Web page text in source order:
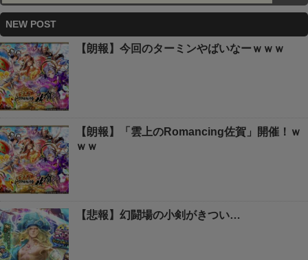
NEW POST
【朗報】今回のターミンやばいなーｗｗｗ
【朗報】「雲上のRomancing佐賀」開催！ｗ
ｗｗ
【悲報】幻闘場の小剣がきつい…